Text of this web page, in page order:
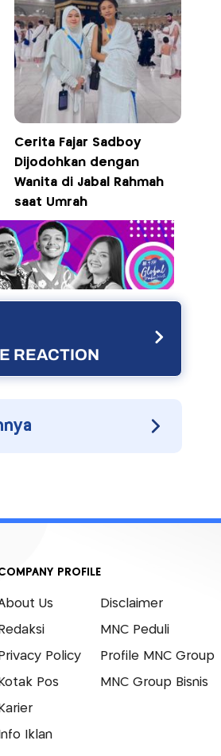
Cerita Fajar Sadboy
Dijodohkan dengan
Wanita di Jabal Rahmah
saat Umrah
REACTION
PROFILE
Us
Redaksi
Privacy Policy
Kotak Pos
Karier
Info Iklan
Disclaimer
MNC Peduli
Profile MNC Group
MNC Group Bisnis